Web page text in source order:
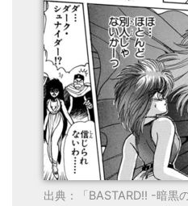
出典：「BASTARD!! -暗黒